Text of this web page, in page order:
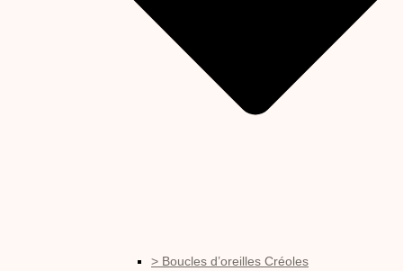
> Boucles d’oreilles Créoles